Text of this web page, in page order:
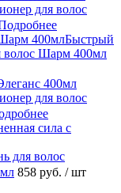
для волос
Быстрый
волос Шарм 400мл
для волос
для волос
858 руб. / шт